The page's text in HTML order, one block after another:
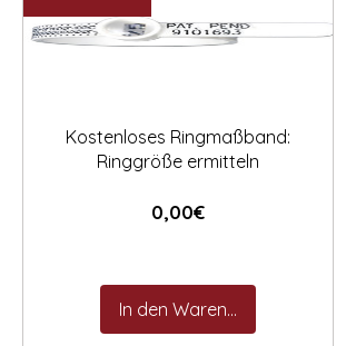
Kostenloses Ringmaßband:
Ringgröße ermitteln
0,00€Preis
In den Warenkorb